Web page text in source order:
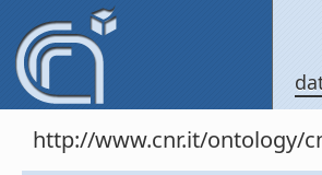
http://www.cnr.it/ontology/